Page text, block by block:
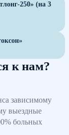
250» (на 3
к нам?
зависимому
выездные
больных